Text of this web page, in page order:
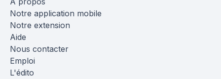
Notre application mobile
Notre extension
Aide
Nous contacter
Emploi
L'édito